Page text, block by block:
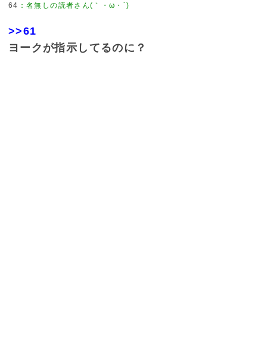
64 ：名無しの読者さん(｀・ω・´)
>>61
ヨークが指示してるのに？